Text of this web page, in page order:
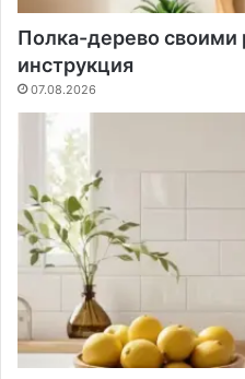
Полка-дерево своими
инструкция
07.08.2026